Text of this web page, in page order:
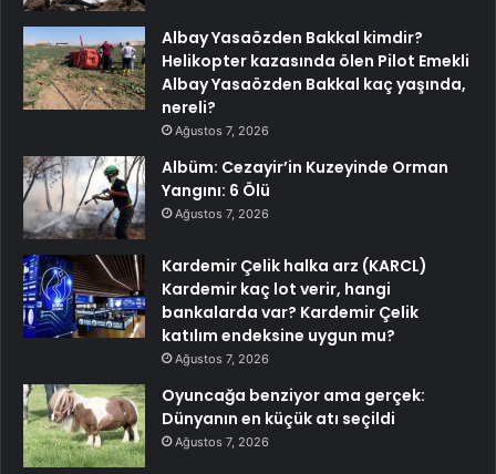
Albay Yasaözden Bakkal kimdir?
Helikopter kazasında ölen Pilot Emekli
Albay Yasaözden Bakkal kaç yaşında,
nereli?
Ağustos 7, 2026
Albüm: Cezayir’in Kuzeyinde Orman
Yangını: 6 Ölü
Ağustos 7, 2026
Kardemir Çelik halka arz (KARCL)
Kardemir kaç lot verir, hangi
bankalarda var? Kardemir Çelik
katılım endeksine uygun mu?
Ağustos 7, 2026
Oyuncağa benziyor ama gerçek:
Dünyanın en küçük atı seçildi
Ağustos 7, 2026